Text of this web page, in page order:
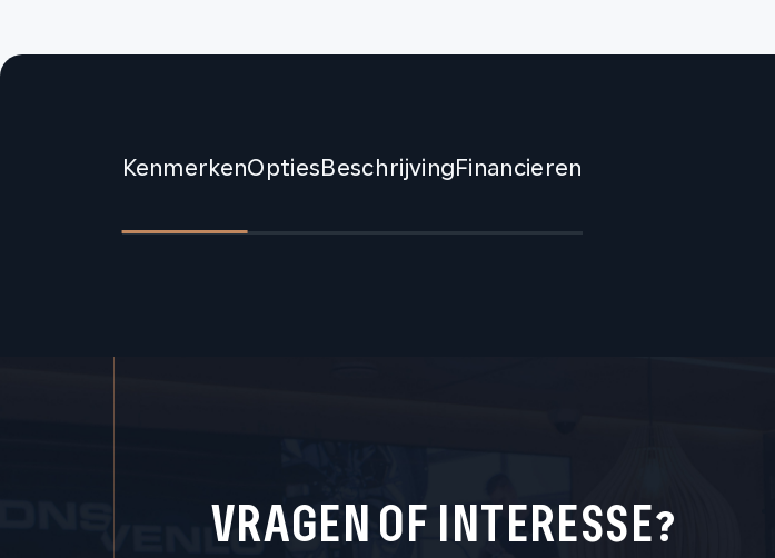
KenmerkenOptiesBeschrijvingFinancieren
VRAGEN OF INTERESSE?